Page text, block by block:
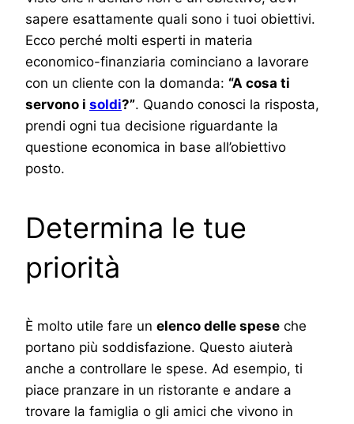
sapere esattamente quali sono i tuoi obiettivi.
Ecco perché molti esperti in materia
economico-finanziaria cominciano a lavorare
con un cliente con la domanda: “A cosa ti
servono i soldi?”. Quando conosci la risposta,
prendi ogni tua decisione riguardante la
questione economica in base all’obiettivo
posto.
Determina le tue
priorità
È molto utile fare un elenco delle spese che
portano più soddisfazione. Questo aiuterà
anche a controllare le spese. Ad esempio, ti
piace pranzare in un ristorante e andare a
trovare la famiglia o gli amici che vivono in